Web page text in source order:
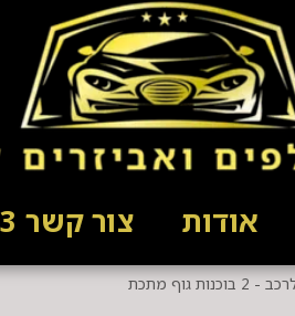
אודות צור קשר 03-5330323
גוף מתכת